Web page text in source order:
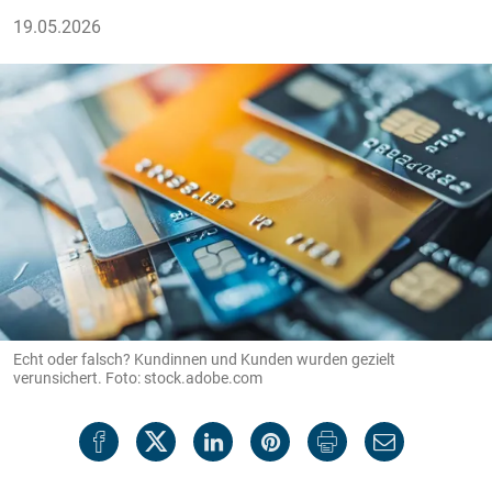
19.05.2026
Echt oder falsch? Kundinnen und Kunden wurden gezielt
verunsichert. Foto: stock.adobe.com